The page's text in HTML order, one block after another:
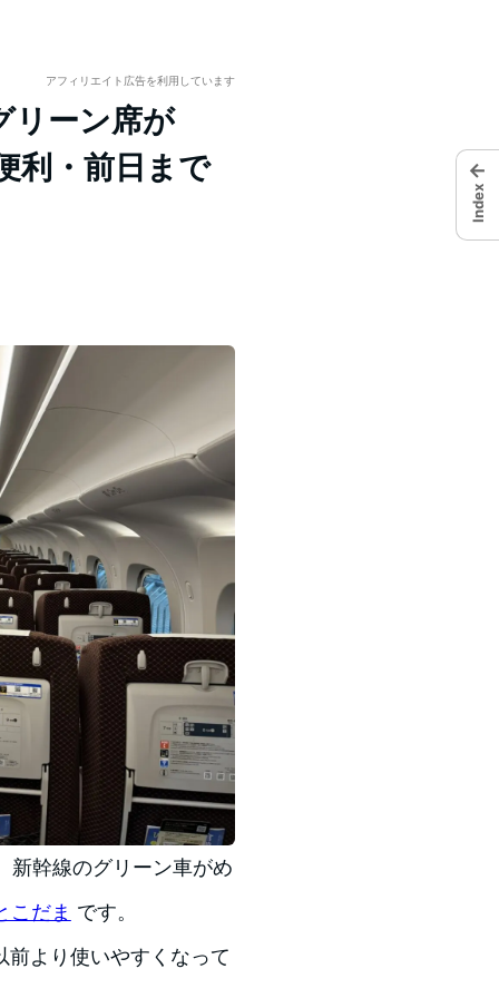
アフィリエイト広告を利用しています
リーン席が
利・前日まで
新幹線のグリーン車がめ
こだま です。
より使いやすくなって
←
Index